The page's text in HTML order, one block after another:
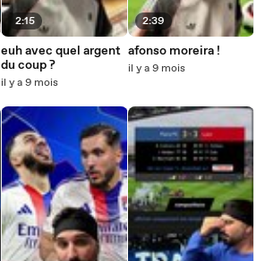
2:15
euh avec quel argent
du coup ?
il y a 9 mois
2:39
afonso moreira !
il y a 9 mois